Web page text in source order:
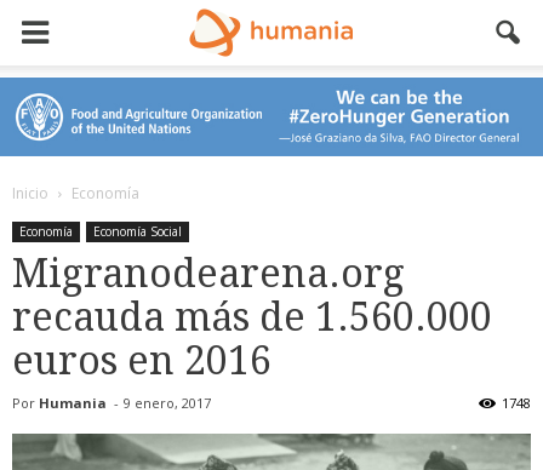
Inicio Economía
Economía Economía Social
Migranodearena.org
recauda más de 1.560.000
euros en 2016
Por Humania - 9 enero, 2017 1748